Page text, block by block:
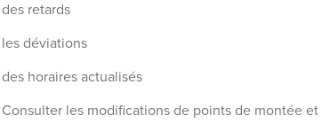
des retards
les déviations
des horaires actualisés
Consulter les modifications de points de montée et